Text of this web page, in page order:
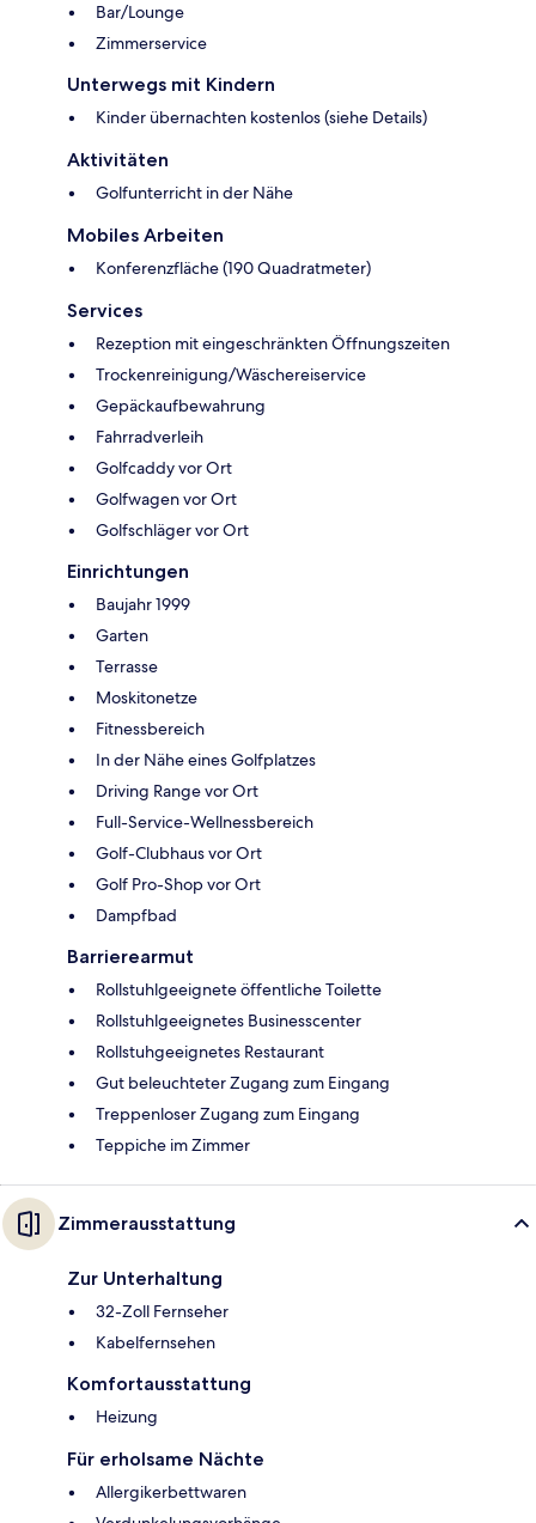
Bar/Lounge
Zimmerservice
Unterwegs mit Kindern
Kinder übernachten kostenlos (siehe Details)
Aktivitäten
Golfunterricht in der Nähe
Mobiles Arbeiten
Konferenzfläche (190 Quadratmeter)
Services
Rezeption mit eingeschränkten Öffnungszeiten
Trockenreinigung/Wäschereiservice
Gepäckaufbewahrung
Fahrradverleih
Golfcaddy vor Ort
Golfwagen vor Ort
Golfschläger vor Ort
Einrichtungen
Baujahr 1999
Garten
Terrasse
Moskitonetze
Fitnessbereich
In der Nähe eines Golfplatzes
Driving Range vor Ort
Full-Service-Wellnessbereich
Golf-Clubhaus vor Ort
Golf Pro-Shop vor Ort
Dampfbad
Barrierearmut
Rollstuhlgeeignete öffentliche Toilette
Rollstuhlgeeignetes Businesscenter
Rollstuhgeeignetes Restaurant
Gut beleuchteter Zugang zum Eingang
Treppenloser Zugang zum Eingang
Teppiche im Zimmer
Zimmerausstattung
Zur Unterhaltung
32-Zoll Fernseher
Kabelfernsehen
Komfortausstattung
Heizung
Für erholsame Nächte
Allergikerbettwaren